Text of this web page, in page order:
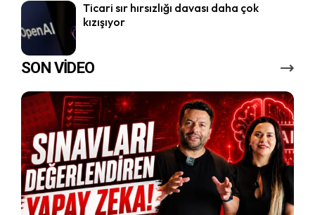
Ticari sır hırsızlığı davası daha çok
kızışıyor
SON VİDEO